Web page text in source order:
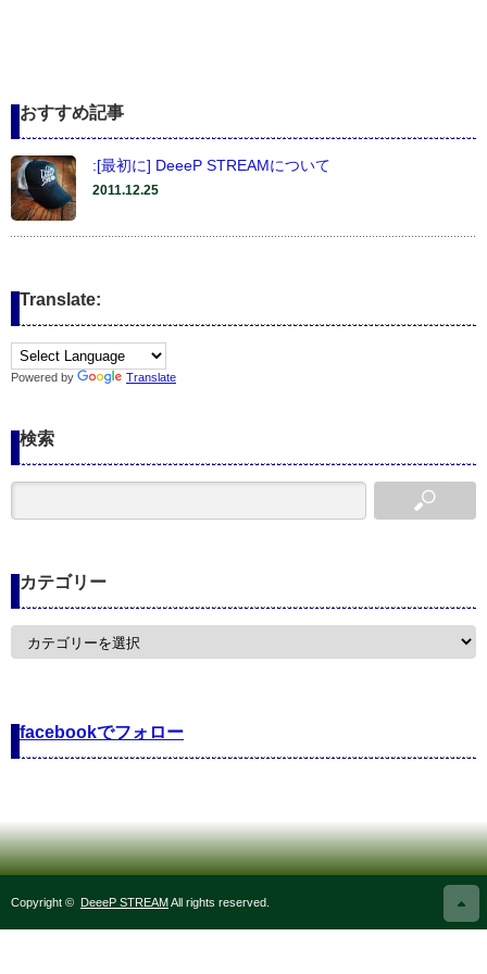
おすすめ記事
:[最初に] DeeeP STREAMについて
2011.12.25
Translate:
Powered by Translate
検索
カテゴリー
カ
facebookでフォロー
Copyright © DeeeP STREAMAll rights reserved.